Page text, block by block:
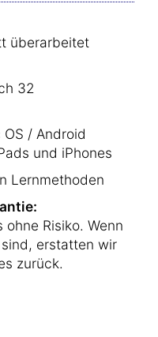
überarbeitet
32
/ Android
und iPhones
Lernmethoden
Risiko. Wenn
erstatten wir
zurück.